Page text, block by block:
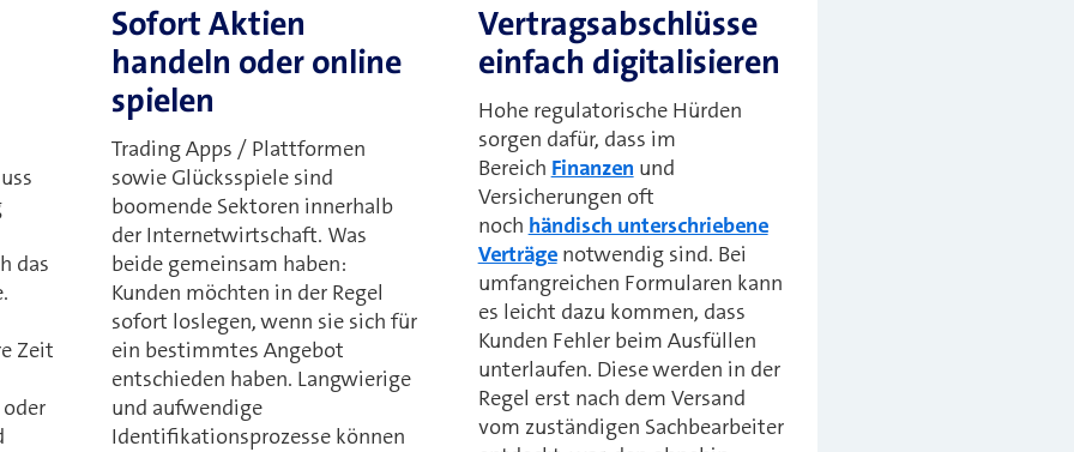
das
Zeit
Sofort Aktien
handeln oder online
spielen
Trading Apps / Plattformen
sowie Glücksspiele sind
boomende Sektoren innerhalb
der Internetwirtschaft. Was
beide gemeinsam haben:
Kunden möchten in der Regel
sofort loslegen, wenn sie sich für
ein bestimmtes Angebot
entschieden haben. Langwierige
und aufwendige
Identifikationsprozesse können
Vertragsabschlüsse
einfach digitalisieren
Hohe regulatorische Hürden
sorgen dafür, dass im
Bereich Finanzen und
Versicherungen oft
noch händisch unterschriebene
Verträgenotwendig sind. Bei
umfangreichen Formularen kann
es leicht dazu kommen, dass
Kunden Fehler beim Ausfüllen
unterlaufen. Diese werden in der
Regel erst nach dem Versand
vom zuständigen Sachbearbeiter